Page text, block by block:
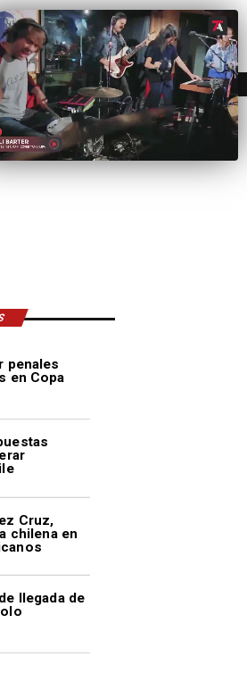
EVENTOS
penales
en Copa
Cruz,
chilena en
llegada de